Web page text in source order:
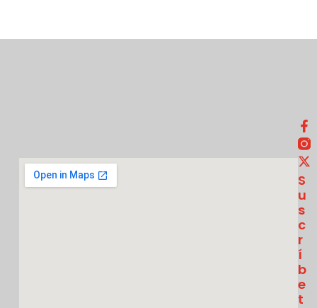
S
U
S
C
R
Í
B
E
T